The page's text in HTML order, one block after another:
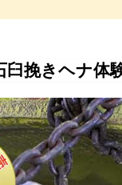
挽きヘナ体